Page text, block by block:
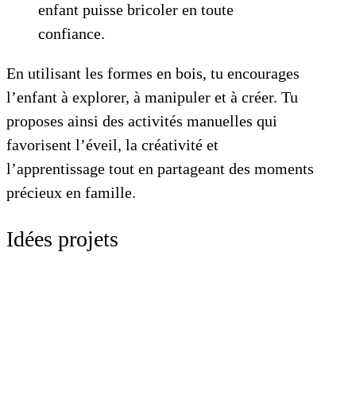
enfant puisse bricoler en toute
confiance.
En utilisant les formes en bois, tu encourages
l’enfant à explorer, à manipuler et à créer. Tu
proposes ainsi des activités manuelles qui
favorisent l’éveil, la créativité et
l’apprentissage tout en partageant des moments
précieux en famille.
Idées projets